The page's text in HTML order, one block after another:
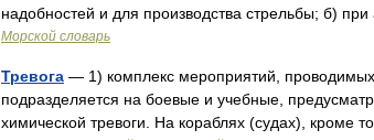
надобностей и для производства стрельбы; б)
Морской словарь
Тревога — 1) комплекс мероприятий, проводимых
подразделяется на боевые и учебные,
химической тревоги. На кораблях (судах), кроме